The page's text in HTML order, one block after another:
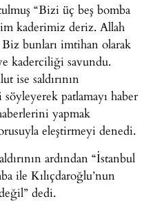
“Bizi üç beş bomba
kaderimiz deriz. Allah
Biz bunları imtihan olarak
kaderciliği savundu.
ise saldırının
patlamayı haber
yapmak
eleştirmeyi denedi.
ardından “İstanbul
ile Kılıçdaroğlu’nun
dedi.